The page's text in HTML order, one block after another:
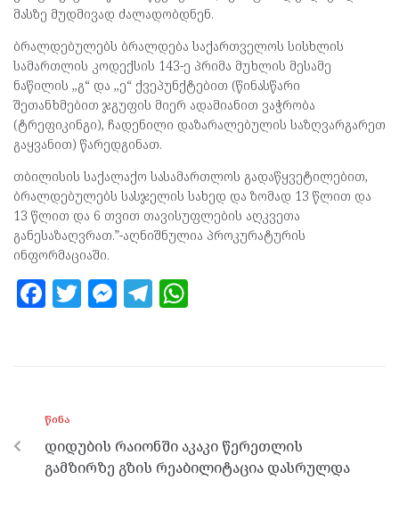
მასზე მუდმივად ძალადობდნენ.
ბრალდებულებს ბრალდება საქართველოს სისხლის
სამართლის კოდექსის 143-ე პრიმა მუხლის მესამე
ნაწილის ,,გ“ და ,,ე“ ქვეპუნქტებით (წინასწარი
შეთანხმებით ჯგუფის მიერ ადამიანით ვაჭრობა
(ტრეფიკინგი), ჩადენილი დაზარალებულის საზღვარგარეთ
გაყვანით) წარედგინათ.
თბილისის საქალაქო სასამართლოს გადაწყვეტილებით,
ბრალდებულებს სასჯელის სახედ და ზომად 13 წლით და
13 წლით და 6 თვით თავისუფლების აღკვეთა
განესაზაღვრათ.”-აღნიშნულია პროკურატურის
ინფორმაციაში.
F
o
o
k
T M
er
T
m p
p
ᲬᲘᲜᲐ
დიდუბის რაიონში აკაკი წერეთლის
გამზირზე გზის რეაბილიტაცია დასრულდა